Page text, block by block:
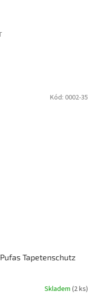
Tapetenschutz
Skladem (2 ks)
Kód: 0002-35